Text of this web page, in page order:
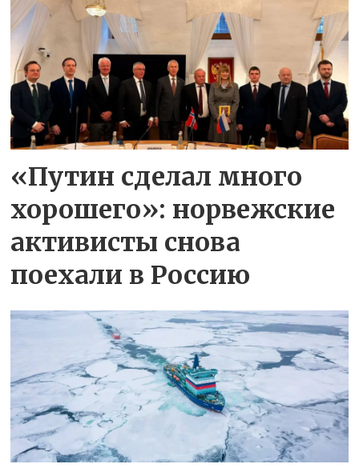
«Путин сделал много
хорошего»: норвежские
активисты снова
поехали в Россию